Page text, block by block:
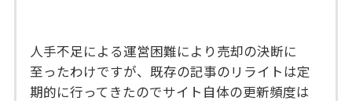
人手不足による運営困難により売却の決断に
至ったわけですが、既存の記事のリライトは定
期的に行ってきたのでサイト自体の更新頻度は